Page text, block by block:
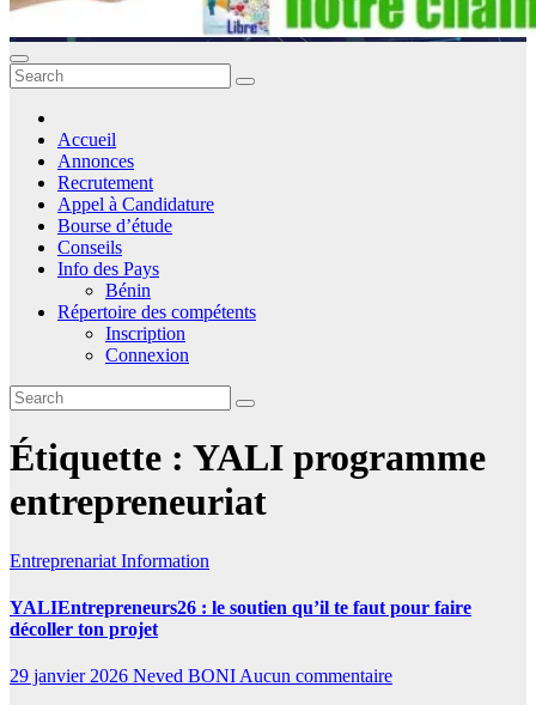
Accueil
Annonces
Recrutement
Appel à Candidature
Bourse d’étude
Conseils
Info des Pays
Bénin
Répertoire des compétents
Inscription
Connexion
Étiquette : YALI programme
entrepreneuriat
Entreprenariat Information
YALIEntrepreneurs26 : le soutien qu’il te faut pour faire
décoller ton projet
29 janvier 2026 Neved BONIAucun commentaire